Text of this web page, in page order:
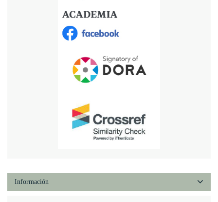
Información